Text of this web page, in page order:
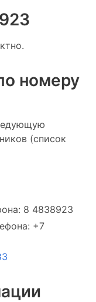
номеру
(список
8 4838923
+7